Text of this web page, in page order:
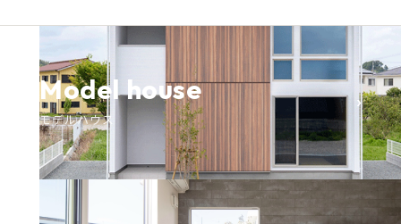
Model house
モデルハウス
›